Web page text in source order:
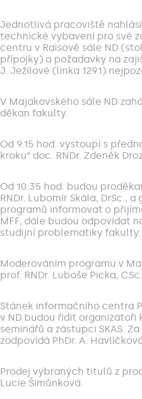
Jednotlivá pracoviště
technické vybavení pro své
centru v Raisově sále ND
přípojky) a požadavky na
J. Ježilové (linka 1291)
V Majakovského sále ND
děkan fakulty.
Od 9:15 hod. vystoupí s
kroku“ doc. RNDr. Zdeněk
Od 10:35 hod. budou
RNDr. Lubomír Skála, DrSc.,
programů informovat o
MFF, dále budou odpovídat
studijní problematiky fakulty.
Moderováním programu v
prof. RNDr. Luboše Picka,
Stánek informačního centra
v ND budou řídit organizátoři
seminářů a zástupci SKAS.
zodpovídá PhDr. A.
Prodej vybraných titulů z
Lucie Šimůnková.